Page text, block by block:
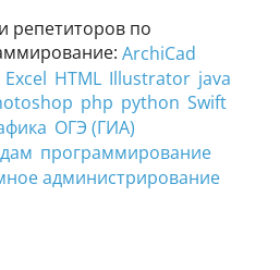
репетиторов по
ArchiCad
Excel HTML Illustrator java
php python Swift
ОГЭ (ГИА)
программирование
администрирование